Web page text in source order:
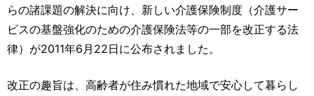
らの諸課題の解決に向け、新しい介護保険制度（介護サー
ビスの基盤強化のための介護保険法等の一部を改正する法
律）が2011年6月22日に公布されました。
改正の趣旨は、高齢者が住み慣れた地域で安心して暮らし